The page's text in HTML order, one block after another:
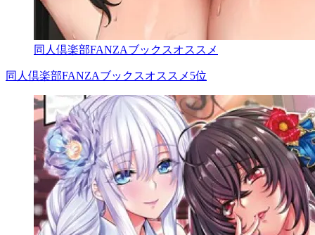
同人倶楽部FANZAブックスオススメ
同人倶楽部FANZAブックスオススメ5位